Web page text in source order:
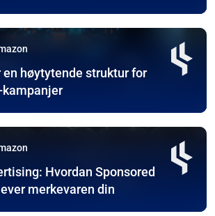
en høytytende struktur for
kampanjer
Hvordan Sponsored
merkevaren din